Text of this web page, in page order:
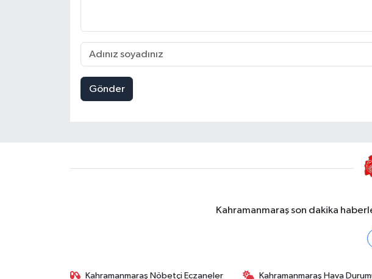
Gönder
Kahramanmaraş son dakika
Kahramanmaraş Nöbetçi Eczaneler Kahramanmaraş Hava